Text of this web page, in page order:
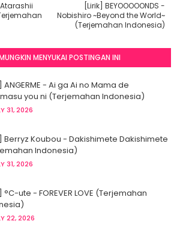
[Lirik] BEYOOOOONDS -
Nobishiro ~Beyond the World~
(Terjemahan Indonesia)
MENYUKAI POSTINGAN INI
ANGERME - Ai ga Ai no Mama de
you ni (Terjemahan Indonesia)
31, 2026
Berryz Koubou - Dakishimete Dakishimete
Indonesia)
31, 2026
°C-ute - FOREVER LOVE (Terjemahan
22, 2026